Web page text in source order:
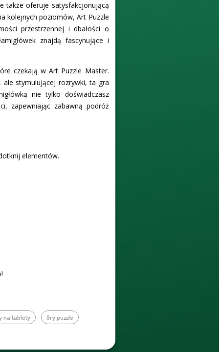
także oferuje satysfakcjonującą
kolejnych poziomów, Art Puzzle
przestrzennej i dbałości o
znajdą fascynujące i
czekają w Art Puzzle Master.
ale stymulującej rozrywki, ta gra
nie tylko doświadczasz
zapewniając zabawną podróż
elementów.
na tablety Gry puzzle